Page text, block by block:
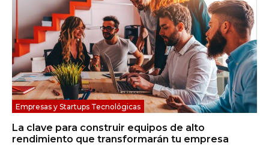
Empresas y Startups Tecnológicas
La clave para construir equipos de alto
rendimiento que transformarán tu empresa